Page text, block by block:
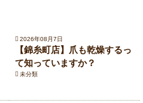
2026年08月7日
【錦糸町店】爪も乾燥するっ
て知っていますか？
未分類